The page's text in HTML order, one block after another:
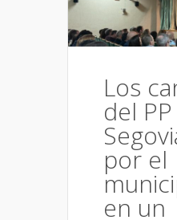
Los
del
por el
en un